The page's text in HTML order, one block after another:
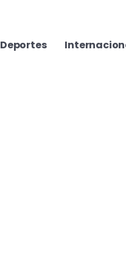
Deportes